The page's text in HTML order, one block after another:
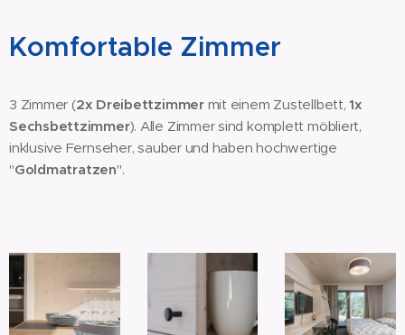
Komfortable Zimmer
3 Zimmer (2x Dreibettzimmermit einem Zustellbett,1x
Sechsbettzimmer). Alle Zimmer sind komplett möbliert,
inklusive Fernseher, sauber und haben hochwertige
"Goldmatratzen".